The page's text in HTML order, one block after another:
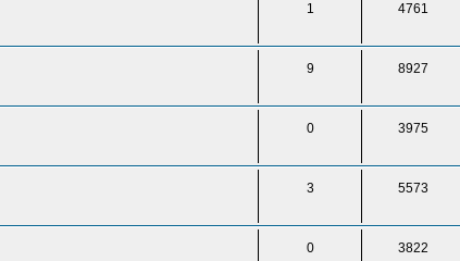
1 4761
9 8927
0 3975
3 5573
0 3822